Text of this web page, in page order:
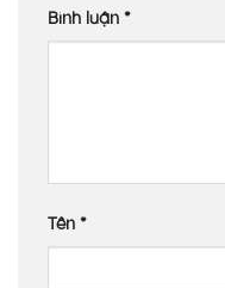
Bình luận *
Tên *